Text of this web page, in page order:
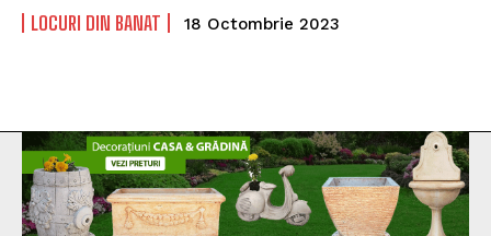
LOCURI DIN BANAT 18 Octombrie 2023